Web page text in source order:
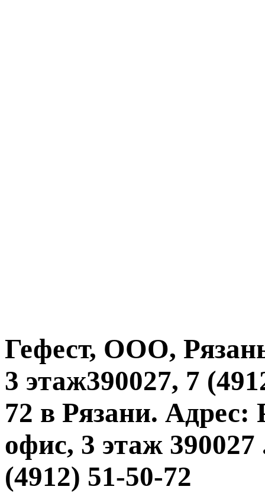
Гефест, ООО,
3 этаж390027, 7
72 в Рязани. Адрес:
офис, 3 этаж 390027
(4912) 51-50-72